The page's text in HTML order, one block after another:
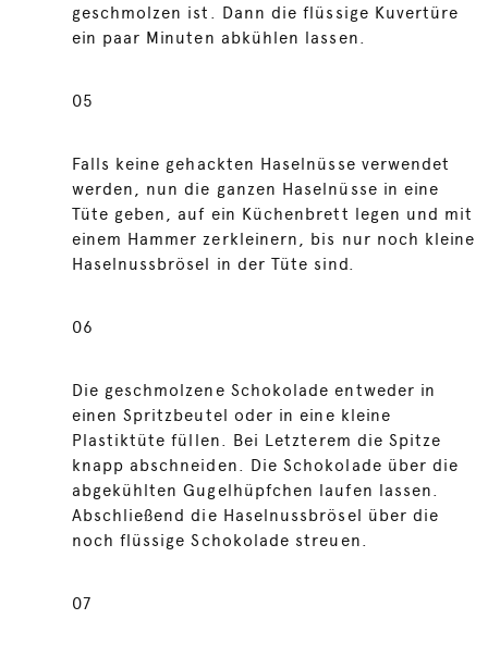
geschmolzen ist. Dann die flüssige Kuvertüre
ein paar Minuten abkühlen lassen.
05
Falls keine gehackten Haselnüsse verwendet
werden, nun die ganzen Haselnüsse in eine
Tüte geben, auf ein Küchenbrett legen und mit
einem Hammer zerkleinern, bis nur noch kleine
Haselnussbrösel in der Tüte sind.
06
Die geschmolzene Schokolade entweder in
einen Spritzbeutel oder in eine kleine
Plastiktüte füllen. Bei Letzterem die Spitze
knapp abschneiden. Die Schokolade über die
abgekühlten Gugelhüpfchen laufen lassen.
Abschließend die Haselnussbrösel über die
noch flüssige Schokolade streuen.
07